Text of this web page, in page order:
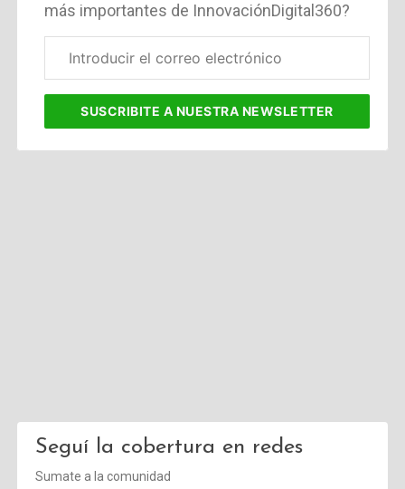
más importantes de InnovaciónDigital360?
electrónico
SUSCRIBITE A NUESTRA NEWSLETTER
Seguí la cobertura en redes
Sumate a la comunidad